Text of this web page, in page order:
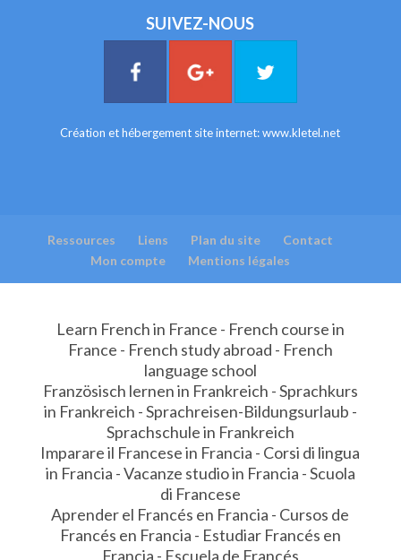
SUIVEZ-NOUS
Création et hébergement site internet:www.kletel.net
Ressources Liens Plan du site
Contact
Mon compte
Mentions légales
Learn French in France - French course in
France - French study abroad - French
language school
Französisch lernen in Frankreich - Sprachkurs
in Frankreich - Sprachreisen-Bildungsurlaub -
Sprachschule in Frankreich
Imparare il Francese in Francia - Corsi di lingua
in Francia - Vacanze studio in Francia - Scuola
di Francese
Aprender el Francés en Francia - Cursos de
Francés en Francia - Estudiar Francés en
Francia - Escuela de Francés